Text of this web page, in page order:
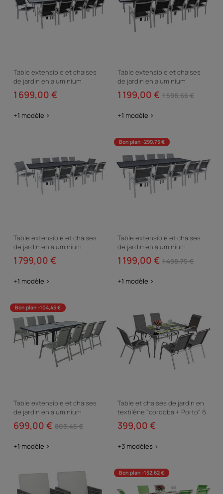
Table extensible et chaises
de jardin en aluminium
"Lagos" - 200/320 x 105 x 76
cm - 12 chaises -...
1 699,00 €
+1 modèle >
Table extensible et chaises
de jardin en aluminium
"Lagos" - 200/320 x 105 x 76
cm - 10 chaises -...
1 199,00 € 1 598,66 €
+1 modèle >
Table extensible et chaises
de jardin en aluminium
"Lagos" - 200/320 x 105 x 76
cm - 12 places -...
1 799,00 €
+1 modèle >
Bon plan -299,75 €
Table extensible et chaises
de jardin en aluminium
"Lagos" - 200/320 x 105 x 76
cm - 10 places -...
1 199,00 € 1 498,75 €
+1 modèle >
Bon plan -104,45 €
Table extensible et chaises
de jardin en aluminium
"Lagos" - 140/280 x 90 x 76 cm
- 8 places -...
699,00 € 803,45 €
+1 modèle >
Table et chaises de jardin en
textilène "cordoba + Porto" 6
personnes gris clair
399,00 €
+3 modèles >
Bon plan -152,62 €